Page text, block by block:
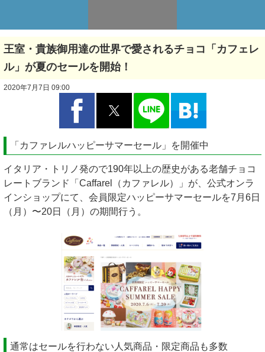
王室・貴族御用達の世界で愛されるチョコ「カフェレ
ル」が夏のセールを開始！
2020年7月7日 09:00
「カファレルハッピーサマーセール」を開催中
イタリア・トリノ発ので190年以上の歴史がある老舗チョコ
レートブランド「Caffarel（カファレル）」が、公式オンラ
インショップにて、会員限定ハッピーサマーセールを7月6日
（月）〜20日（月）の期間行う。
通常はセールを行わない人気商品・限定商品も多数